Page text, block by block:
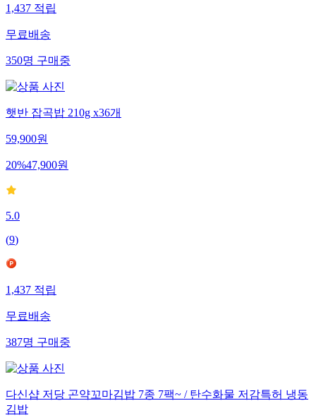
1,437적립
무료배송
350명구매중
햇반 잡곡밥 210g x36개
59,900원
20%47,900원
5.0
(9)
1,437적립
무료배송
387명구매중
다신샵 저당 곤약꼬마김밥 7종 7팩~ / 탄수화물 저감특허 냉동
김밥